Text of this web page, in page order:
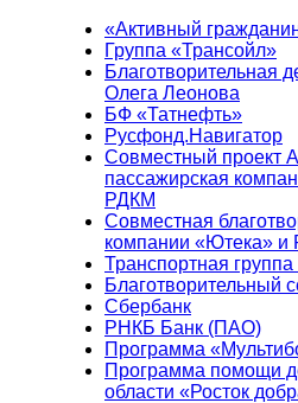
«Активный
Группа «Трансойл»
Благотворительная
Олега Леонова
БФ «Татнефть»
Русфонд.Навигатор
Совместный проект
пассажирская
РДКМ
Совместная
компании «Ютека» и
Транспортная
Благотворительный
Сбербанк
РНКБ Банк (ПАО)
Программа
Программа помощи
области «Росток